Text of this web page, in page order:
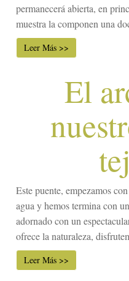
permanecerá abierta, en
muestra la componen una
Leer Más >>
El
Este puente, empezamos
agua y hemos termina con
adornado con un
ofrece la naturaleza,
Leer Más >>